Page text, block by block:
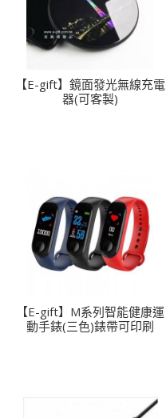
【E-gift】鏡面發光無線充電
器(可客製)
【E-gift】M系列智能健康運
動手錶(三色)錶帶可印刷